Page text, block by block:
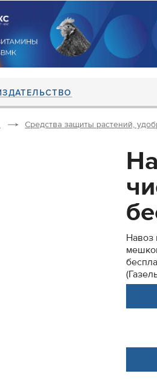
Средства защиты растений,
Навоз